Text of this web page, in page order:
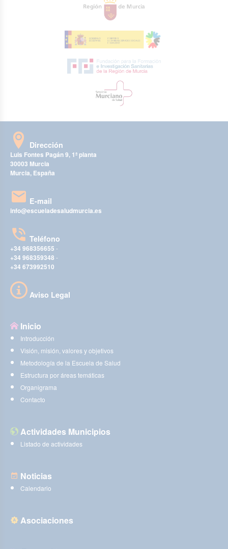
Dirección
Luis Fontes Pagán 9, 1ª planta
30003 Murcia
Murcia, España
E-mail
info@escueladesaludmurcia.es
Teléfono
+34 968356655 -
+34 968359348 -
+34 673992510
Aviso Legal
Inicio
Introducción
Visión, misión, valores y objetivos
Metodología de la Escuela de Salud
Estructura por áreas temáticas
Organigrama
Contacto
Actividades Municipios
Listado de actividades
Noticias
Calendario
Asociaciones